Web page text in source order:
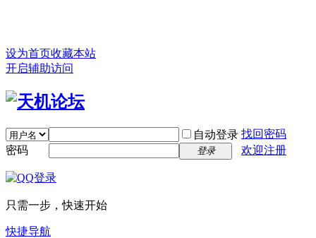
设为首页收藏本站
开启辅助访问
自动登录 找回密码
密码
登录 欢迎注册
只需一步，快速开始
快捷导航